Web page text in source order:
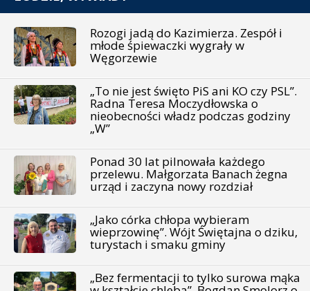
Rozogi jadą do Kazimierza. Zespół i
młode śpiewaczki wygrały w
Węgorzewie
„To nie jest święto PiS ani KO czy PSL”.
Radna Teresa Moczydłowska o
nieobecności władz podczas godziny
„W”
Ponad 30 lat pilnowała każdego
przelewu. Małgorzata Banach żegna
urząd i zaczyna nowy rozdział
„Jako córka chłopa wybieram
wieprzowinę”. Wójt Świętajna o dziku,
turystach i smaku gminy
„Bez fermentacji to tylko surowa mąka